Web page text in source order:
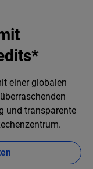
einer globalen
und transparente